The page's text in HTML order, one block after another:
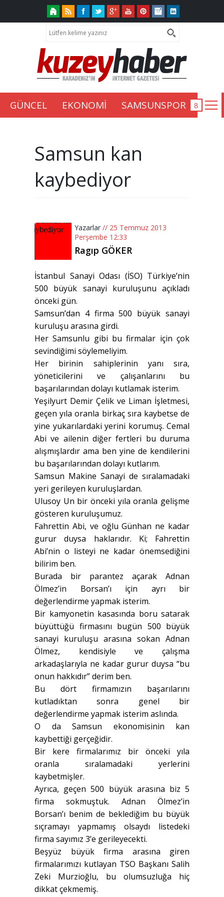
GÜNCEL EKONOMİ SAMSUNSPOR
Samsun kan
kaybediyor
Yazarlar // 25 Temmuz 2013
Perşembe 12:33
Ragıp GÖKER
İstanbul Sanayi Odası (İSO) Türkiye’nin
500 büyük sanayi kuruluşunu açıkladı
önceki gün.
Samsun’dan 4 firma 500 büyük sanayi
kuruluşu arasına girdi.
Her Samsunlu gibi bu firmalar için çok
sevindiğimi söylemeliyim.
Her birinin sahiplerinin yanı sıra,
yöneticilerini ve çalışanlarını bu
başarılarından dolayı kutlamak isterim.
Yeşilyurt Demir Çelik ve Liman İşletmesi,
geçen yıla oranla birkaç sıra kaybetse de
yine yukarılardaki yerini korumuş. Cemal
Abi ve ailenin diğer fertleri bu duruma
alışmışlardır ama ben yine de kendilerini
bu başarılarından dolayı kutlarım.
Samsun Makine Sanayi de sıralamadaki
yeri gerileyen kuruluşlardan.
Ulusoy Un bir önceki yıla oranla gelişme
gösteren kuruluşumuz.
Fahrettin Abi, ve oğlu Günhan ne kadar
gurur duysa haklarıdır. Ki; Fahrettin
Abi’nin o listeyi ne kadar önemsediğini
bilirim ben.
Burada bir parantez açarak Adnan
Ölmez’in Borsan’ı için ayrı bir
değerlendirme yapmak isterim.
Bir kamyonetin kasasında boru satarak
büyüttüğü firmasını bugün 500 büyük
sanayi kuruluşu arasına sokan Adnan
Ölmez, kendisiyle ve çalışma
arkadaşlarıyla ne kadar gurur duysa “bu
onun hakkıdır” derim ben.
Bu dört firmamızın başarılarını
kutladıktan sonra genel bir
değerlendirme yapmak isterim aslında.
O da Samsun ekonomisinin kan
kaybettiği gerçeğidir.
Bir kere firmalarımız bir önceki yıla
oranla sıralamadaki yerlerini
kaybetmişler.
Ayrıca, geçen 500 büyük arasına biz 5
firma sokmuştuk. Adnan Ölmez’in
Borsan’ı benim de beklediğim bu büyük
sıçramayı yapmamış olsaydı listedeki
firma sayımız 3’e gerileyecekti.
Beşyüz büyük firma arasına giren
firmalarımızı kutlayan TSO Başkanı Salih
Zeki Murzioğlu, bu olumsuzluğa hiç
dikkat çekmemiş.